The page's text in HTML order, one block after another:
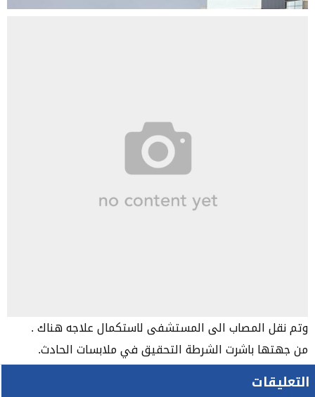
وتم نقل المصاب الى المستشفى لاستكمال علاجه هناك .
من جهتها باشرت الشرطة التحقيق في ملابسات الحادث.
التعليقات